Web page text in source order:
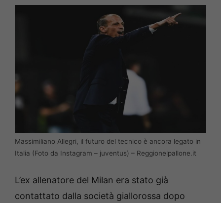
Massimiliano Allegri, il futuro del tecnico è ancora legato in
Italia (Foto da Instagram – juventus) – Reggionelpallone.it
L’ex allenatore del Milan era stato già
contattato dalla società giallorossa dopo